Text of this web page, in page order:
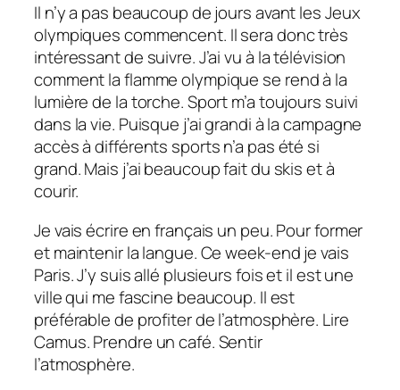
Il n’y a pas beaucoup de jours avant les Jeux
olympiques commencent. Il sera donc très
intéressant de suivre. J’ai vu à la télévision
comment la flamme olympique se rend à la
lumière de la torche. Sport m’a toujours suivi
dans la vie. Puisque j’ai grandi à la campagne
accès à différents sports n’a pas été si
grand. Mais j’ai beaucoup fait du skis et à
courir.
Je vais écrire en français un peu. Pour former
et maintenir la langue. Ce week-end je vais
Paris. J’y suis allé plusieurs fois et il est une
ville qui me fascine beaucoup. Il est
préférable de profiter de l’atmosphère. Lire
Camus. Prendre un café. Sentir
l’atmosphère.